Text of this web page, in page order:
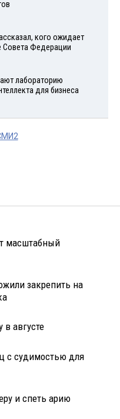
кого ожидает
Совета Федерации
лабораторию
для бизнеса
масштабный
закрепить на
августе
с судимостью для
и спеть арию